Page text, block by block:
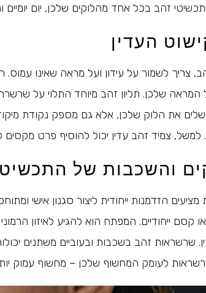
זהב בכל אחד מהלוקים שלכן, יום יומיים
העדין
צריך לשמור על עידון ועל מראה שאינו
שלכן. תליון זהב מיוחד התלוי על
את הלוק שלכן, אלא גם מספק נקודת
למשל, צמיד זהב עדין יכול להוסיף פרט
והשכבות של
הזדמנות ייחודית ליצור סגנון אישי
קסם ייחודיים. המפתח הוא להגיע לאיזון
שרשראות זהב בשכבות ובעוביים משתנים
לעומק המחשוף שלכן – מחשוף עמוק